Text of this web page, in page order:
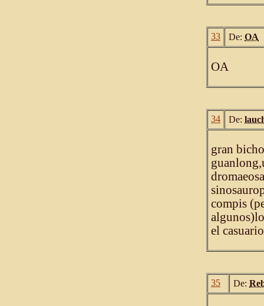
33 De: OA
OA
34 De:
gran
compis
el
35 De: